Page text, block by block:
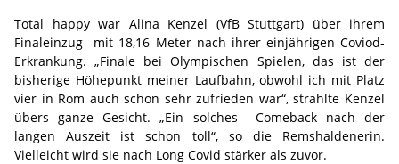
Total happy war Alina Kenzel (VfB Stuttgart) über ihrem
Finaleinzug mit 18,16 Meter nach ihrer einjährigen Coviod-
Erkrankung. „Finale bei Olympischen Spielen, das ist der
bisherige Höhepunkt meiner Laufbahn, obwohl ich mit Platz
vier in Rom auch schon sehr zufrieden war“, strahlte Kenzel
übers ganze Gesicht. „Ein solches Comeback nach der
langen Auszeit ist schon toll“, so die Remshaldenerin.
Vielleicht wird sie nach Long Covid stärker als zuvor.